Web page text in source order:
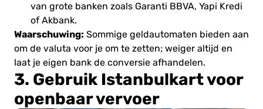
van grote banken zoals Garanti BBVA, Yapi Kredi
of Akbank.
Waarschuwing: Sommige geldautomaten bieden aan
om de valuta voor je om te zetten; weiger altijd en
laat je eigen bank de conversie afhandelen.
3. Gebruik Istanbulkart voor
openbaar vervoer